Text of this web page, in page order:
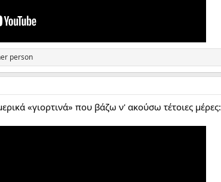
person
«γιορτινά» που βάζω ν' ακούσω τέτοιες μέρες: